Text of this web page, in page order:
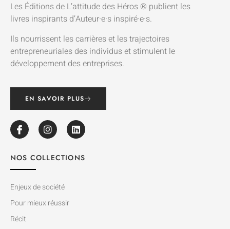
Les Éditions de L’attitude des Héros ® publient les
livres inspirants d’Auteur·e·s inspiré·e·s.
Ils nourrissent les carrières et les trajectoires
entrepreneuriales des individus et stimulent le
développement des entreprises.
EN SAVOIR PLUS
NOS COLLECTIONS
Enjeux de société
Pour mieux réussir
Récit